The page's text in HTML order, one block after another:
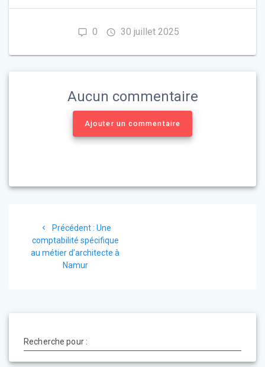
0 30 juillet 2025
Aucun commentaire
Ajouter un commentaire
de
l’article
Précédent : Article
précédent
:
Une
comptabilité spécifique
au métier d’architecte à
Namur
Recherche pour :